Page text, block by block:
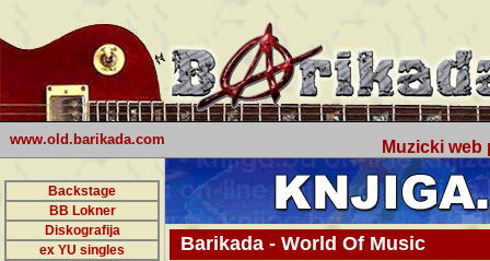
www.old.barikada.com Muzicki web
Backstage
BB Lokner
Diskografija
ex YU singles
Barikada - World Of Music